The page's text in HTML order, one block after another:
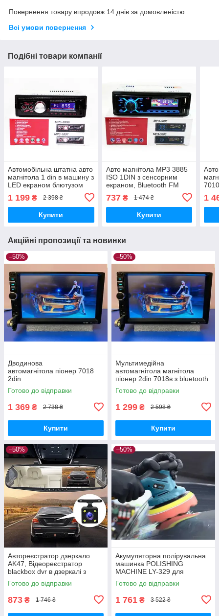
Повернення товару впродовж 14 днів за домовленістю
Всі умови повернення
Подібні товари компанії
Автомобільна штатна авто
магнітола 1 din в машину з
LED екраном блютузом
Bluetooth MP3 FM SD AUX
USB роз'ємом магнітофон
з пультом
1 199 ₴ 2 398 ₴
Купити
Авто магнітола MP3 3885
ISO 1DIN з сенсорним
екраном, Bluetooth FM
Однодиновий магнітофон
з LED дисплеєм і пультом
737₴ 1 474 ₴
Купити
1
Акційні пропозиції та новинки
–50%
Дводинова
автомагнітола піонер 7018
2din
Bluetooth, мр3, USB, Мультим
едійна процесорна
дюймів і блютузом
Готово до відправки
1 369 ₴ 2 738 ₴
Купити
–50%
Мультимедійна
автомагнітола магнітола
піонер 2din 7018в з bluetooth
USB мр3 mp5 з екраном 7
дюймів в авто машину
Готово до відправки
1 299 ₴ 2 598 ₴
Купити
–50%
Автореєстратор дзеркало
AK47, Відеореєстратор
blackbox dvr в дзеркалі з
камерою заднього виду для
паркування, Дзеркало
Готово до відправки
873 ₴ 1 746 ₴
–50%
Акумуляторна полірувальна
машинка POLISHING
MACHINE LY-329 для
автомобіля та інших
поверхонь на 2 акумулятори
Готово до відправки
1 761 ₴ 3 522 ₴